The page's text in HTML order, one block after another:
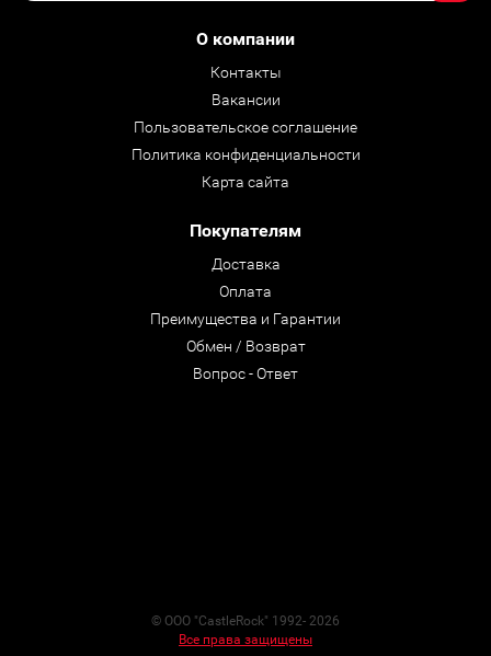
О компании
Контакты
Вакансии
Пользовательское соглашение
Политика конфиденциальности
Карта сайта
Покупателям
Доставка
Оплата
Преимущества и Гарантии
Обмен / Возврат
Вопрос - Ответ
© ООО "CastleRock" 1992- 2026
Все права защищены